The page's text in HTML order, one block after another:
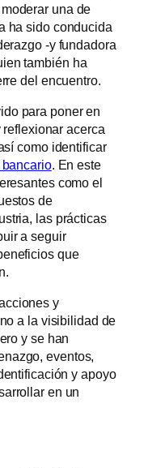
una de
ha sido conducida
-y fundadora
también ha
del encuentro.
para poner en
acerca
como identificar
. En este
como el
de
las prácticas
a seguir
que
y
a la visibilidad de
y se han
eventos,
y apoyo
en un